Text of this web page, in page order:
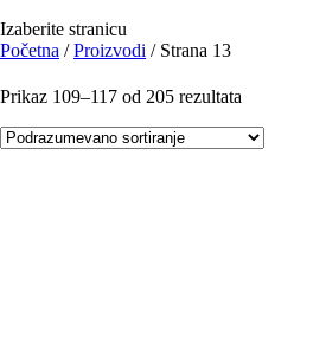
Izaberite stranicu
Početna /Proizvodi / Strana 13
Prikaz 109–117 od 205 rezultata